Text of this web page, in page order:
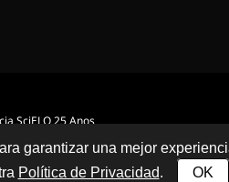
SciELO 25 Anos
garantizar una mejor
Política de Privacidad. OK